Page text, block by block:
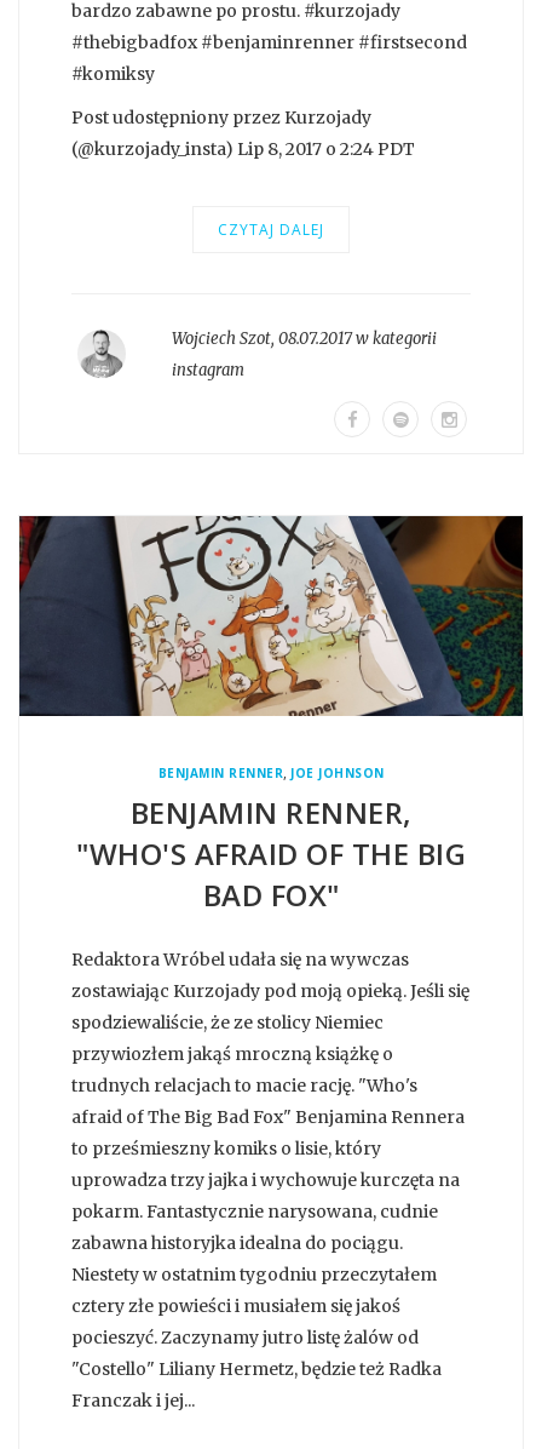
bardzo zabawne po prostu. #kurzojady
#thebigbadfox #benjaminrenner #firstsecond
#komiksy
Post udostępniony przez Kurzojady
(@kurzojady_insta) Lip 8, 2017 o 2:24 PDT
CZYTAJ DALEJ
Wojciech Szot, 08.07.2017 w kategorii
instagram
BENJAMIN RENNER, JOE JOHNSON
BENJAMIN RENNER,
"WHO'S AFRAID OF THE BIG
BAD FOX"
Redaktora Wróbel udała się na wywczas
zostawiając Kurzojady pod moją opieką. Jeśli się
spodziewaliście, że ze stolicy Niemiec
przywiozłem jakąś mroczną książkę o
trudnych relacjach to macie rację. "Who's
afraid of The Big Bad Fox" Benjamina Rennera
to prześmieszny komiks o lisie, który
uprowadza trzy jajka i wychowuje kurczęta na
pokarm. Fantastycznie narysowana, cudnie
zabawna historyjka idealna do pociągu.
Niestety w ostatnim tygodniu przeczytałem
cztery złe powieści i musiałem się jakoś
pocieszyć. Zaczynamy jutro listę żalów od
"Costello" Liliany Hermetz, będzie też Radka
Franczak i jej...